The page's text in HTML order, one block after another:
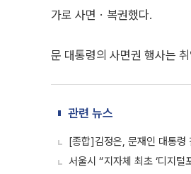
가로 사면ㆍ복권했다.
문 대통령의 사면권 행사는
관련 뉴스
[종합]김정은, 문재인 대통령
서울시 “지자체 최초 ‘디지털